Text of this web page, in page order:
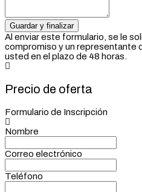
Al enviar este formulario, se le
compromiso y un representante
usted en el plazo de 48 horas.
Precio de oferta
Formulario de Inscripción
Nombre
Correo electrónico
Teléfono